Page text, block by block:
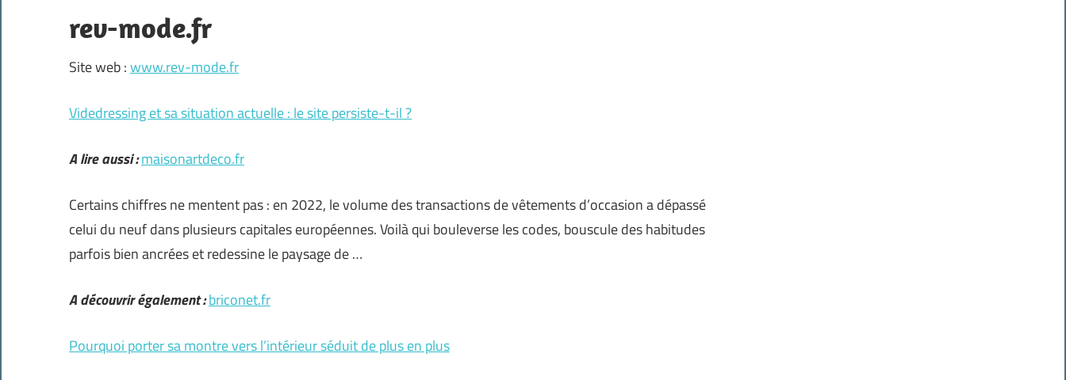
rev-mode.fr
Site web :www.rev-mode.fr
Videdressing et sa situation actuelle : le site persiste-t-il ?
A lire aussi :maisonartdeco.fr
Certains chiffres ne mentent pas : en 2022, le volume des transactions de vêtements d’occasion a dépassé
celui du neuf dans plusieurs capitales européennes. Voilà qui bouleverse les codes, bouscule des habitudes
parfois bien ancrées et redessine le paysage de …
A découvrir également :briconet.fr
Pourquoi porter sa montre vers l’intérieur séduit de plus en plus